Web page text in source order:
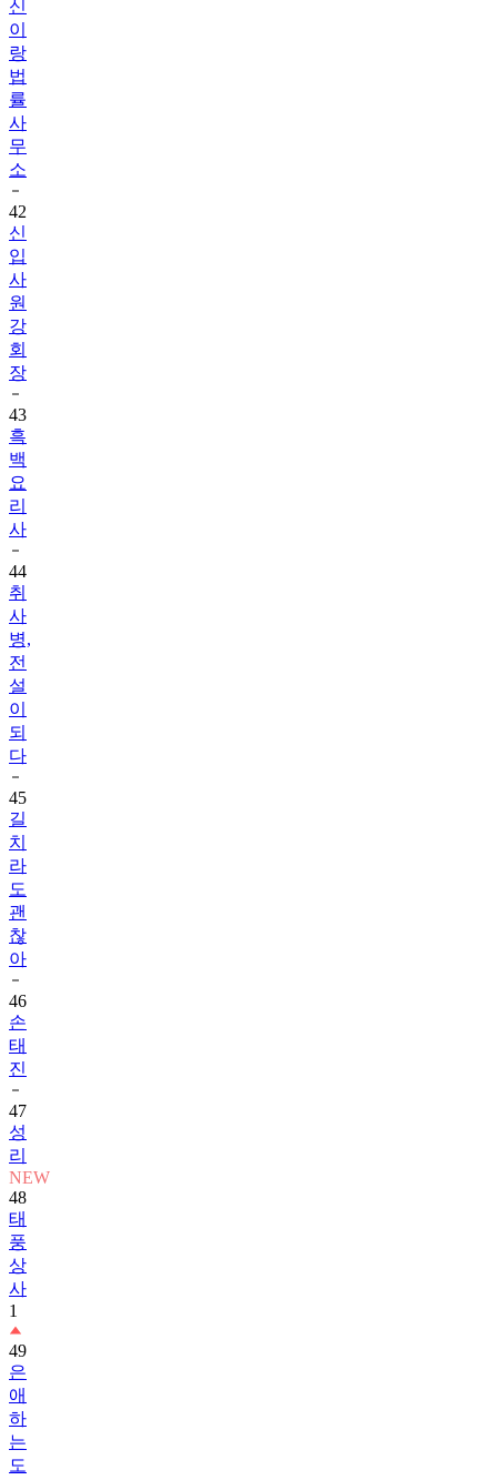
랑
법
률
사
무
소
42
신
입
사
원
강
회
장
43
흑
백
요
리
사
44
취
사
병,
전
설
이
되
다
45
길
치
라
도
괜
찮
아
46
손
태
진
47
성
리
NEW
48
태
풍
상
사
1
49
은
애
하
는
도
적
님